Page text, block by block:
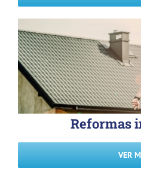
Reformas
VER